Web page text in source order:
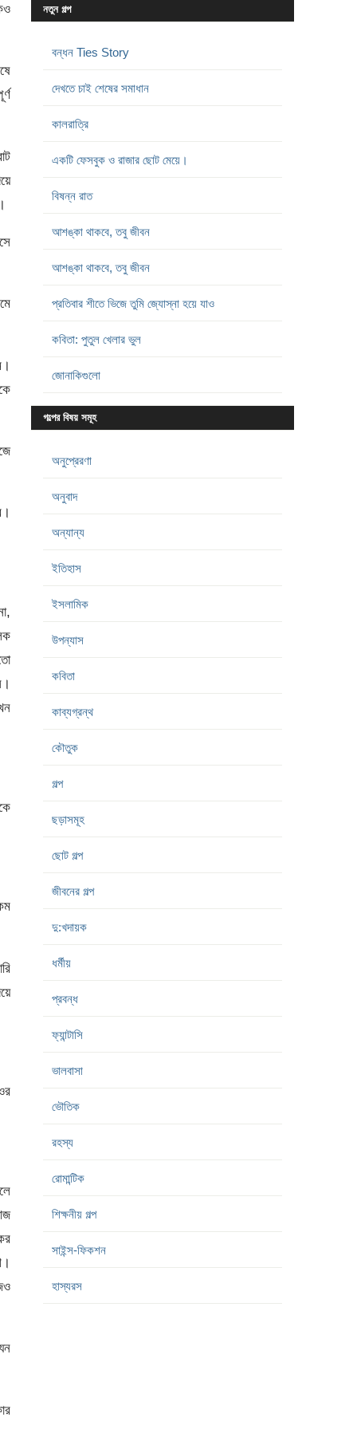
নতুন গল্প
বন্ধন Ties Story
দেখতে চাই শেষের সমাধান
কালরাত্রি
একটি ফেসবুক ও রাজার ছোট মেয়ে।
বিষন্ন রাত
আশঙ্কা থাকবে, তবু জীবন
আশঙ্কা থাকবে, তবু জীবন
প্রতিবার শীতে ভিজে তুমি জ্যোস্না হয়ে যাও
কবিতা: পুতুল খেলার ভুল
জোনাকিগুলো
গল্পের বিষয় সমূহ
অনুপ্রেরণা
অনুবাদ
অন্যান্য
ইতিহাস
ইসলামিক
উপন্যাস
কবিতা
কাব্যগ্রন্থ
কৌতুক
গল্প
ছড়াসমূহ
ছোট গল্প
জীবনের গল্প
দু:খদায়ক
ধর্মীয়
প্রবন্ধ
ফ্যান্টাসি
ভালবাসা
ভৌতিক
রহস্য
রোমান্টিক
শিক্ষনীয় গল্প
সাইন্স-ফিকশন
হাস্যরস